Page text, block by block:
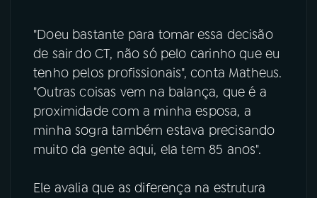
"Doeu bastante para tomar essa decisão
de sair do CT, não só pelo carinho que eu
tenho pelos profissionais", conta Matheus.
"Outras coisas vem na balança, que é a
proximidade com a minha esposa, a
minha sogra também estava precisando
muito da gente aqui, ela tem 85 anos".
Ele avalia que as diferença na estrutura